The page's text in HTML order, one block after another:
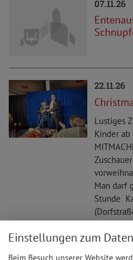
07.11.26
22.11.26
Lustiges
Kinder ab
Man darf
Stunde
05.12.26
Einstellungen zum
Beim Besuch unserer Website